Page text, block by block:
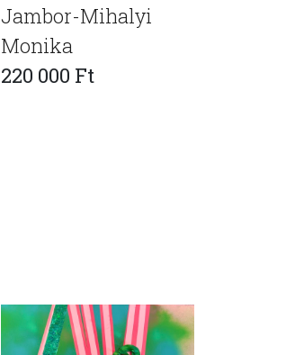
Jambor-Mihalyi
Monika
220 000 Ft